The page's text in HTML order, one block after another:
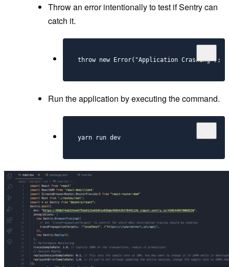
Throw an error intentionally to test if Sentry can
catch it.
throw new Error("Application Crashing");
Run the application by executing the command.
yarn run dev